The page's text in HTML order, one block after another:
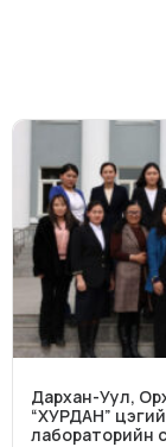
Дархан-Уул,
“ХУРДАН”
лабораторийн